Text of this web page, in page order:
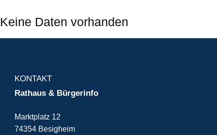
Keine Daten vorhanden
KONTAKT
Rathaus & Bürgerinfo
Marktplatz 12
74354 Besigheim